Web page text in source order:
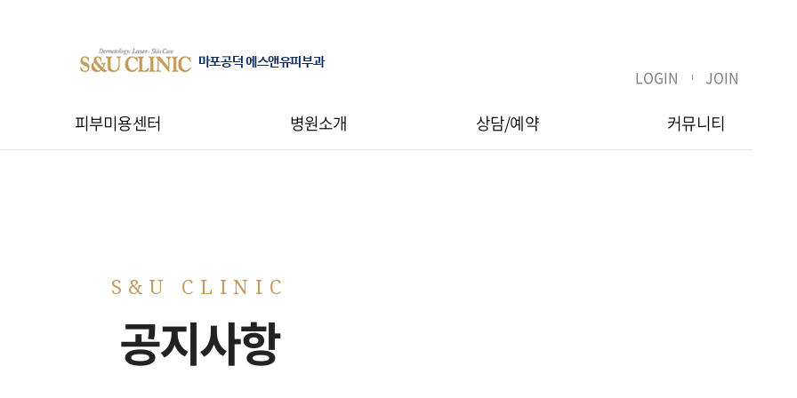
마포공덕 에스앤유피부과
LOGIN JOIN
피부미용센터 병원소개 상담/예약 커뮤니티
공지사항